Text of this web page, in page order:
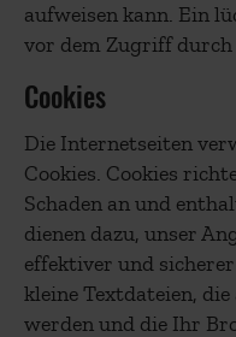
aufweisen kann. Ein
vor dem Zugriff
Cookies
Die Internetseiten
Cookies. Cookies
Schaden an und
dienen dazu, unser
effektiver und
kleine Textdateien,
werden und die Ihr